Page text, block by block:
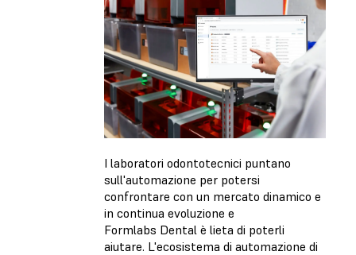
I laboratori odontotecnici puntano
sull'automazione per potersi
confrontare con un mercato dinamico e
in continua evoluzione e
Formlabs Dental è lieta di poterli
aiutare. L'ecosistema di automazione di